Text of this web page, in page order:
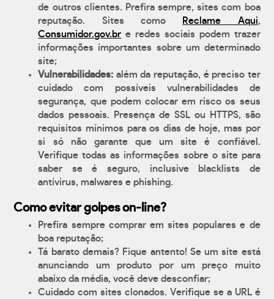
de outros clientes. Prefira sempre, sites com boa
reputação. Sites como
Reclame Aqui,
Consumidor.gov.br e redes sociais podem trazer
informações importantes sobre um determinado
site;
Vulnerabilidades: além da reputação, é preciso ter
cuidado com possíveis vulnerabilidades de
segurança, que podem colocar em risco os seus
dados pessoais. Presença de SSL ou HTTPS, são
requisitos mínimos para os dias de hoje, mas por
si só não garante que um site é confiável.
Verifique todas as informações sobre o site para
saber se é seguro, inclusive blacklists de
antívirus, malwares e phishing.
Como evitar golpes on-line?
Prefira sempre comprar em sites populares e de
boa reputação;
Tá barato demais? Fique antento! Se um site está
anunciando um produto por um preço muito
abaixo da média, você deve desconfiar;
Cuidado com sites clonados. Verifique se a URL é